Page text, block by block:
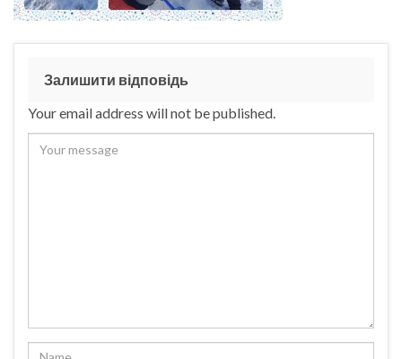
Залишити відповідь
Your email address will not be published.